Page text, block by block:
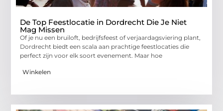
De Top Feestlocatie in Dordrecht Die Je Niet
Mag Missen
Of je nu een bruiloft, bedrijfsfeest of verjaardagsviering plant,
Dordrecht biedt een scala aan prachtige feestlocaties die
perfect zijn voor elk soort evenement. Maar hoe
Winkelen